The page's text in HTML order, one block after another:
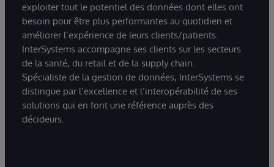
exploiter tout le potentiel des données dont elles ont
besoin pour être plus performantes au quotidien et
améliorer l’expérience de leurs clients/patients.
InterSystems accompagne ses clients sur les secteurs
de la santé, du retail et de la supply chain.
Spécialiste de la gestion de données, InterSystems se
distingue par l’excellence et l’interopérabilité de ses
solutions qui en font une référence auprès des
décideurs.